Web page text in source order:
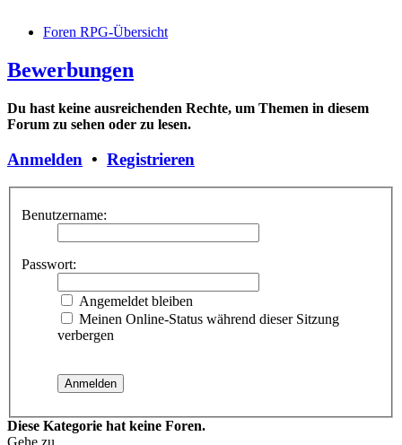
Foren RPG-Übersicht
Bewerbungen
Du hast keine ausreichenden Rechte, um Themen in diesem
Forum zu sehen oder zu lesen.
Anmelden • Registrieren
Benutzername:
Passwort:
Angemeldet bleiben
Meinen Online-Status während dieser Sitzung
verbergen
Diese Kategorie hat keine Foren.